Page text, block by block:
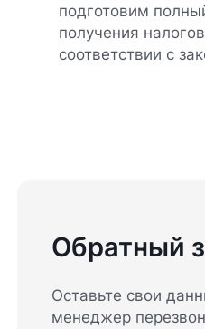
подготовим
получения
соответствии с
Обратный
Оставьте свои
менеджер